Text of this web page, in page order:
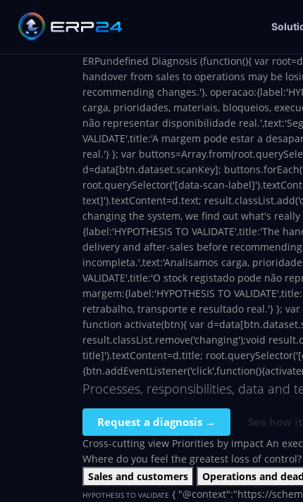
ERPundefined Diagnosis (function(){ var
handover from sales to operations may be
recommending changes.'},
carga, prioridades, materiais, bloqueios,
não representar disponibilidade
VALIDATE',title:'A margem pode estar a
real.'} }; var
d=data[btn.dataset.scanKey];
root.querySelector('[data-scan-
text]').textContent=d.text;
changing the system, we find out what's
{label:'HYPOTHESIS TO VALIDATE',title:'The
delivery and after-sales before recommending
incompleta.',text:'Analisamos carga,
VALIDATE',title:'O stock registado pode não
margem:{label:'HYPOTHESIS TO
retrabalho, transporte e resultado real.'} };
function activate(btn){ var
result.classList.remove('changing');void
title]').textContent=d.title;
Processes, responsibilities, data and
Request a diagnosis → See how
Cross-cutting view Priorities by impact An
Where do you feel the greatest loss of control?
Sales and customers
Operations and
HYPOTHESIS TO VALIDATE { "@context":"https://